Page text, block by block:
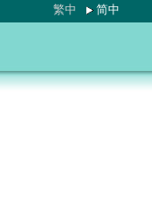
繁中 简中